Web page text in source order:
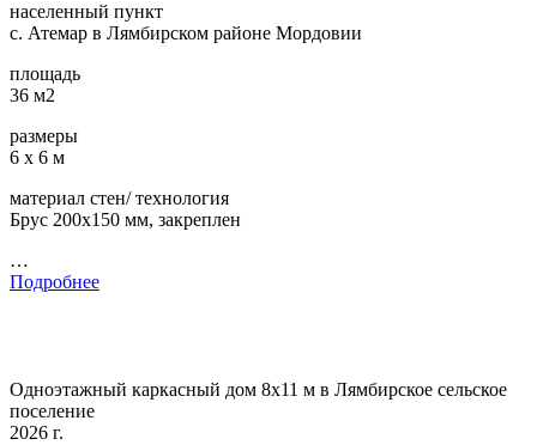
населенный пункт
с. Атемар в Лямбирском районе Мордовии
площадь
36 м2
размеры
6 х 6 м
материал стен/ технология
Брус 200х150 мм, закреплен
…
Подробнее
Одноэтажный каркасный дом 8х11 м в Лямбирское сельское
поселение
2026 г.